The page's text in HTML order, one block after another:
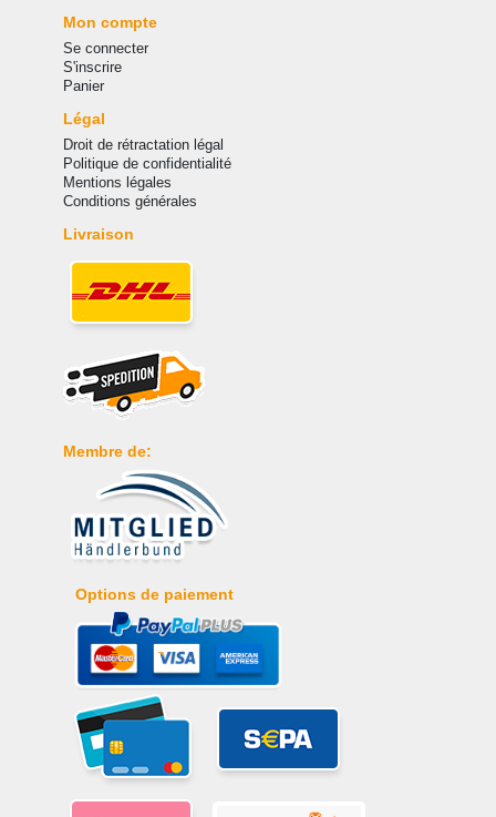
Mon compte
Se connecter
S'inscrire
Panier
Légal
Droit de rétractation légal
Politique de confidentialité
Mentions légales
Conditions générales
Livraison
Membre de:
Options de paiement